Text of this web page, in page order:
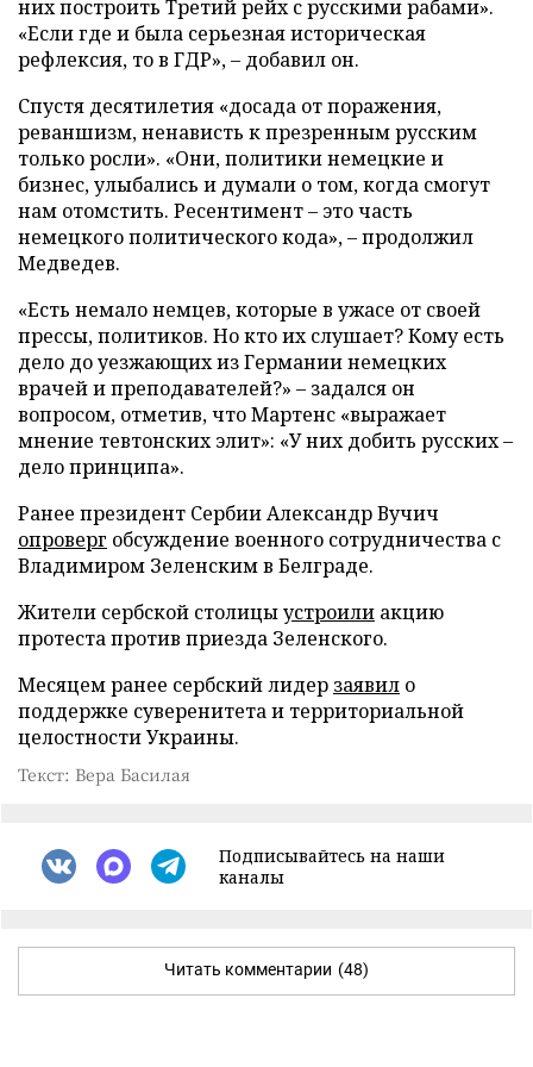
них построить Третий рейх с русскими рабами».
«Если где и была серьезная историческая
рефлексия, то в ГДР», – добавил он.
Спустя десятилетия «досада от поражения,
реваншизм, ненависть к презренным русским
только росли». «Они, политики немецкие и
бизнес, улыбались и думали о том, когда смогут
нам отомстить. Ресентимент – это часть
немецкого политического кода», – продолжил
Медведев.
«Есть немало немцев, которые в ужасе от своей
прессы, политиков. Но кто их слушает? Кому есть
дело до уезжающих из Германии немецких
врачей и преподавателей?» – задался он
вопросом, отметив, что Мартенс «выражает
мнение тевтонских элит»: «У них добить русских –
дело принципа».
Ранее президент Сербии Александр Вучич
опроверг обсуждение военного сотрудничества с
Владимиром Зеленским в Белграде.
Жители сербской столицыустроили акцию
протеста против приезда Зеленского.
Месяцем ранее сербский лидер заявил о
поддержке суверенитета и территориальной
целостности Украины.
Текст: Вера Басилая
Подписывайтесь на наши
каналы
Читать комментарии (48)